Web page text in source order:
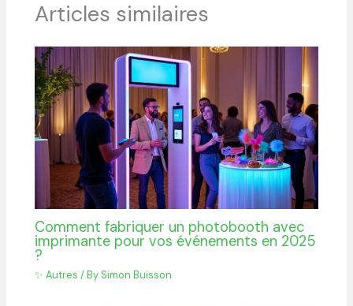
Articles similaires
Comment fabriquer un photobooth avec
imprimante pour vos événements en 2025
?
✨ Autres / By Simon Buisson